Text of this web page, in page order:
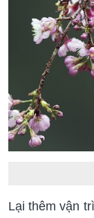
Lại thêm vận